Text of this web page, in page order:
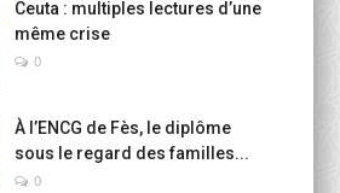
Ceuta : multiples lectures d’une
même crise
0
À l’ENCG de Fès, le diplôme
sous le regard des familles...
0